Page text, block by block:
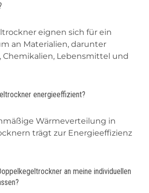
eignen sich für ein
an Materialien, darunter
Chemikalien, Lebensmittel und
energieeffizient?
Wärmeverteilung in
trägt zur Energieeffizienz
an meine individuellen